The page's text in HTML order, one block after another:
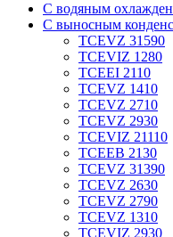
С водяным
С выносным
TCEVZ 31590
TCEVIZ 1280
TCEEI 2110
TCEVZ 1410
TCEVZ 2710
TCEVZ 2930
TCEVIZ 21110
TCEEB 2130
TCEVZ 31390
TCEVZ 2630
TCEVZ 2790
TCEVZ 1310
TCEVIZ 2930